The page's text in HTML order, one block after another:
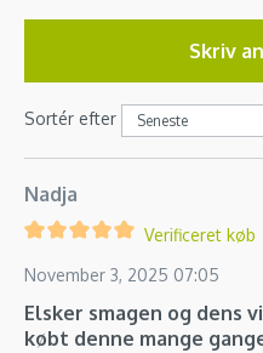
Skriv
Sortér efter
Nadja
Verificeret køb
November 3, 2025 07:05
Elsker smagen og dens
købt denne mange